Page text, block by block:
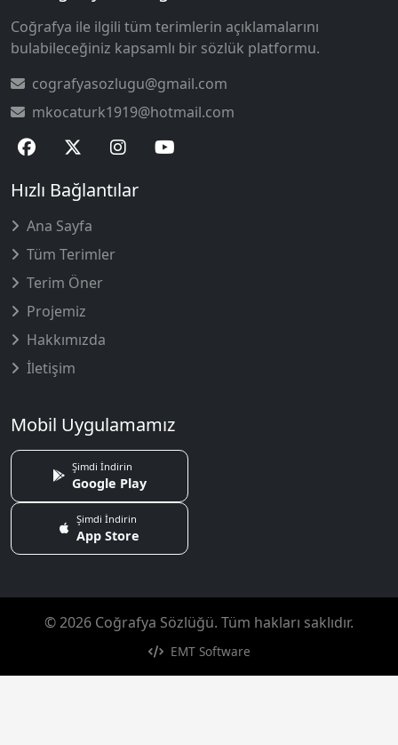
Coğrafya ile ilgili tüm terimlerin açıklamalarını
bulabileceğiniz kapsamlı bir sözlük platformu.
cografyasozlugu@gmail.com
mkocaturk1919@hotmail.com
Hızlı Bağlantılar
Ana Sayfa
Tüm Terimler
Terim Öner
Projemiz
Hakkımızda
İletişim
Mobil Uygulamamız
Şimdi İndirin
Google Play
Şimdi İndirin
App Store
© 2026 Coğrafya Sözlüğü. Tüm hakları saklıdır.
EMT Software